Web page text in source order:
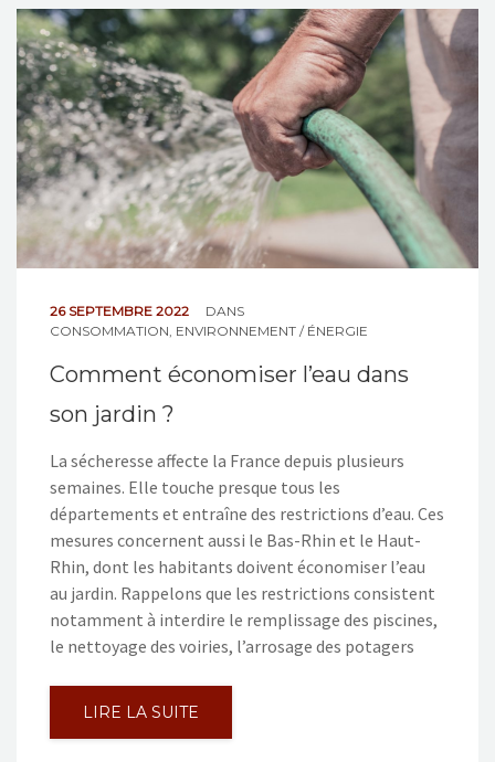
NOS ACTIONS
CONTACT
26 SEPTEMBRE 2022
DANS
CONSOMMATION ENVIRONNEMENT / ÉNERGIE
Comment économiser l’eau dans
son jardin ?
La sécheresse affecte la France depuis plusieurs
semaines. Elle touche presque tous les
départements et entraîne des restrictions d’eau. Ces
mesures concernent aussi le Bas-Rhin et le Haut-
Rhin, dont les habitants doivent économiser l’eau
au jardin. Rappelons que les restrictions consistent
notamment à interdire le remplissage des piscines,
le nettoyage des voiries, l’arrosage des potagers
LIRE LA SUITE